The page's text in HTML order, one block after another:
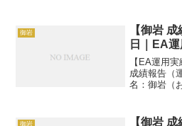
日の運用
御岩
【御岩
日｜EA
【EA運用
成績報告（
名：御岩（
日の運用
御岩
【御岩